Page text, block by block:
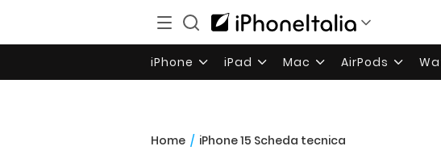
iPhone iPad Mac AirPods
Home / iPhone 15 Scheda tecnica